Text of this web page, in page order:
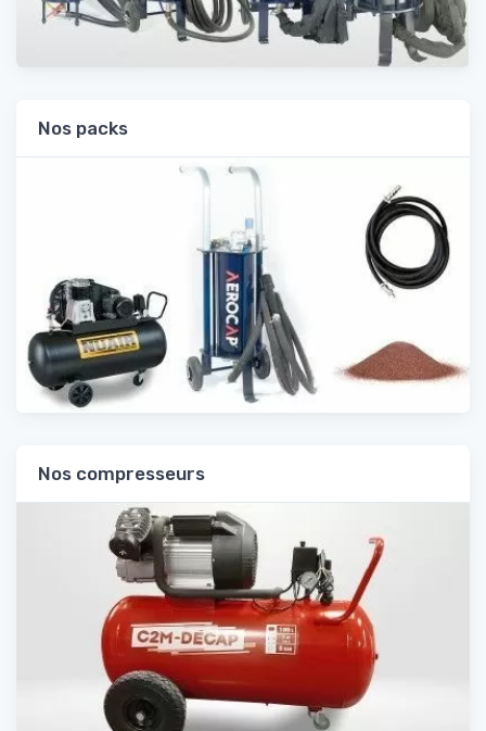
Nos packs
Nos compresseurs